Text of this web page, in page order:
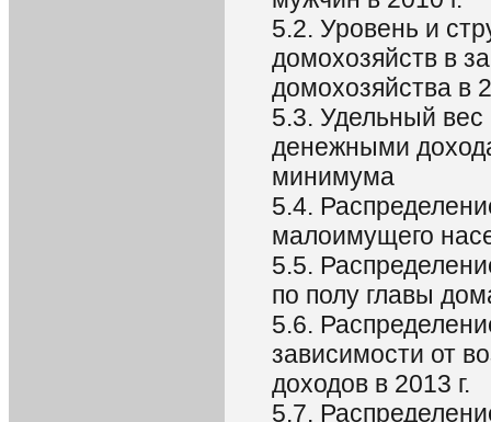
5.2. Уровень и
домохозяйств в
домохозяйства в
5.3. Удельный
денежными
минимума
5.4.
малоимущего
5.5.
по полу главы
5.6.
зависимости от
доходов в 2013 г.
5.7.